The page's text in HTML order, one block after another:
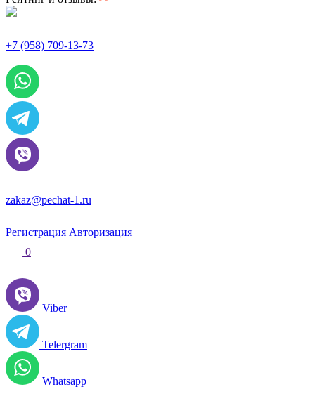
+7 (958) 709-13-73
zakaz@pechat-1.ru
Регистрация Авторизация
0
Viber
Telergram
Whatsapp